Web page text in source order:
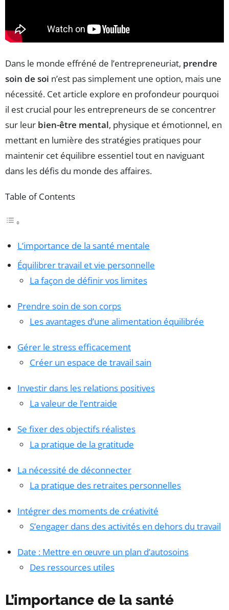
Dans le monde effréné de l’entrepreneuriat, prendre
soin de soi n’est pas simplement une option, mais une
nécessité. Cet article explore en profondeur pourquoi
il est crucial pour les entrepreneurs de se concentrer
sur leur bien-être mental, physique et émotionnel, en
mettant en lumière des stratégies pratiques pour
maintenir cet équilibre essentiel tout en naviguant
dans les défis du monde des affaires.
Table of Contents
L’importance de la santé mentale
Équilibrer travail et vie personnelle
La façon de définir vos limites
Prendre soin de son corps
Les avantages d’une alimentation équilibrée
Gérer le stress efficacement
Créer un espace de travail sain
Investir dans les relations positives
La valeur de l’entraide
Se fixer des objectifs réalistes
La pratique de la gratitude
La nécessité de déconnecter
La pratique des retraites personnelles
Intégrer des moments de créativité
S’engager dans des activités en dehors du travail
Date : Mettre en œuvre un plan d’autosoins
Des ressources utiles
L’importance de la santé